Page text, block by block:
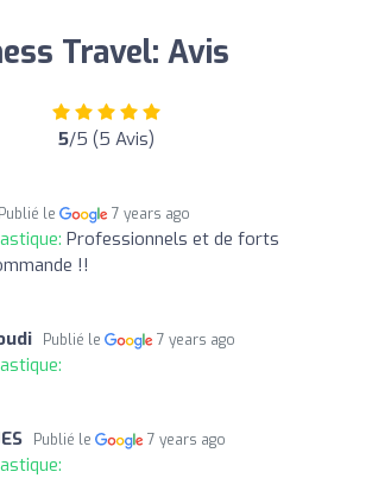
Travel: Avis
5/5 (5 Avis)
Publié le 7 years ago
Professionnels et de forts
!!
Publié le 7 years ago
Publié le 7 years ago